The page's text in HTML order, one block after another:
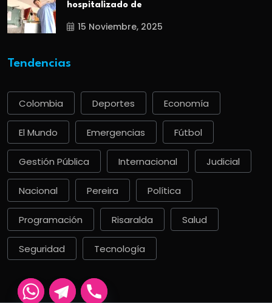
hospitalizado de
15 Noviembre, 2025
Tendencias
Colombia Deportes Economía
El Mundo Emergencias Fútbol
Gestión Pública Internacional Judicial
Nacional Pereira Política
Programación Risaralda Salud
Seguridad Tecnología